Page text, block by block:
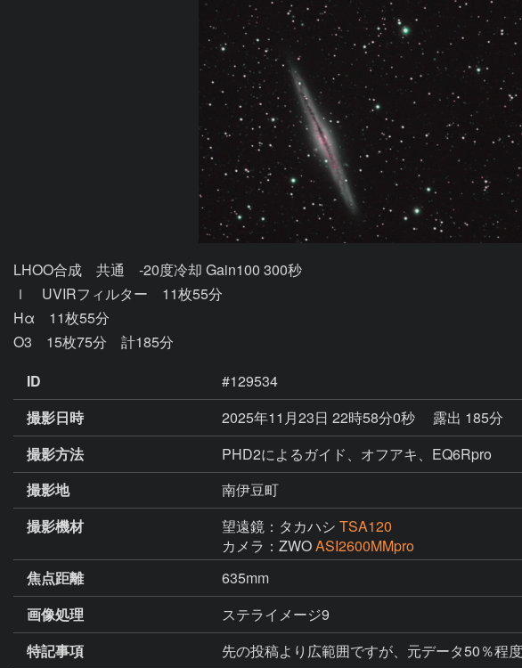
LHOO合成　共通　-20度冷却 Gain100 300秒
ｌ　UVIRフィルター　11枚55分
Hα　11枚55分
O3　15枚75分　計185分
ID
#129534
撮影日時
2025年11月23日 22時58分0秒
露出 185分
撮影方法
PHD2によるガイド、オフアキ、EQ6Rpro
撮影地
南伊豆町
撮影機材
望遠鏡：タカハシ TSA120
カメラ：ZWOASI2600MMpro
焦点距離
635mm
画像処理
ステライメージ9
特記事項
先の投稿より広範囲ですが、元データ50％程